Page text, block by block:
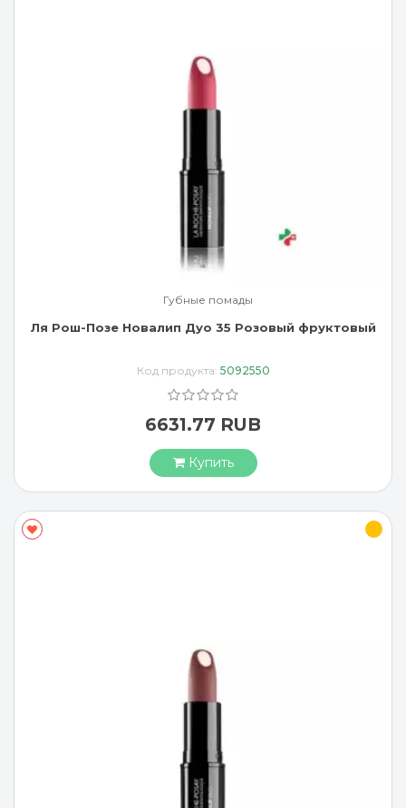
Губные помады
Ля Рош-Позе Новалип Дуо 35 Розовый фруктовый
Код продукта: 5092550
6631.77 RUB
Купить